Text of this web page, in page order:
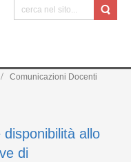
Comunicazioni Docenti
allo
di